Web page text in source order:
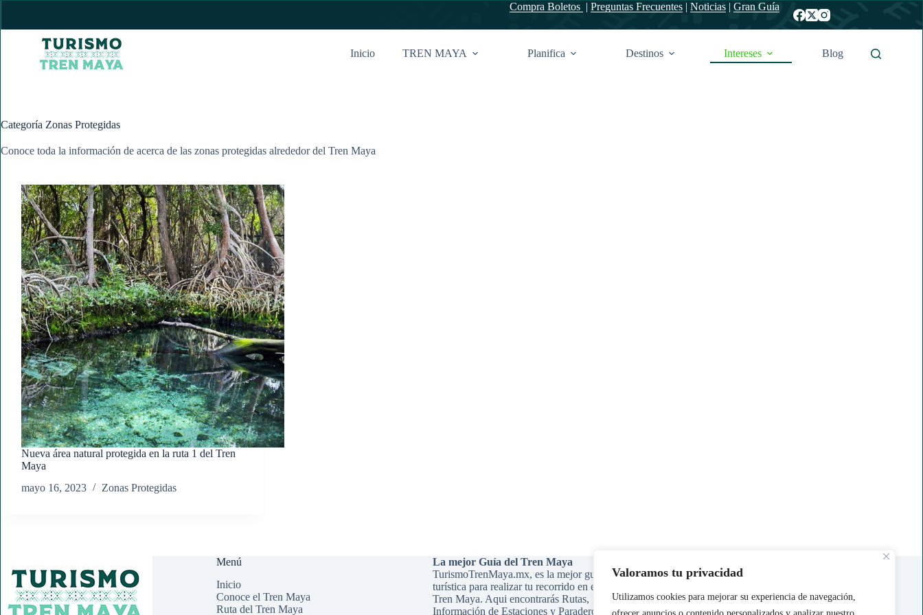
Valoramos tu privacidad
Utilizamos cookies para mejorar su experiencia de navegación,
contenido
Compra Boletos | Preguntas Frecuentes| Noticias| Gran Guía
Inicio TREN MAYA Planifica Destinos Intereses Blog
Categoría Zonas Protegidas
Conoce toda la información de acerca de las zonas protegidas alrededor del Tren Maya
Nueva área natural protegida en la ruta 1 del Tren
Maya
mayo 16, 2023
Zonas Protegidas
Menú
Inicio
Conoce el Tren Maya
Ruta del Tren Maya
La mejor Guía del Tren Maya
TurismoTrenMaya.mx, es la mejor guía
turística para realizar tu recorrido en el
Tren Maya. Aqui encontrarás Rutas,
Información de Estaciones y Paraderos,